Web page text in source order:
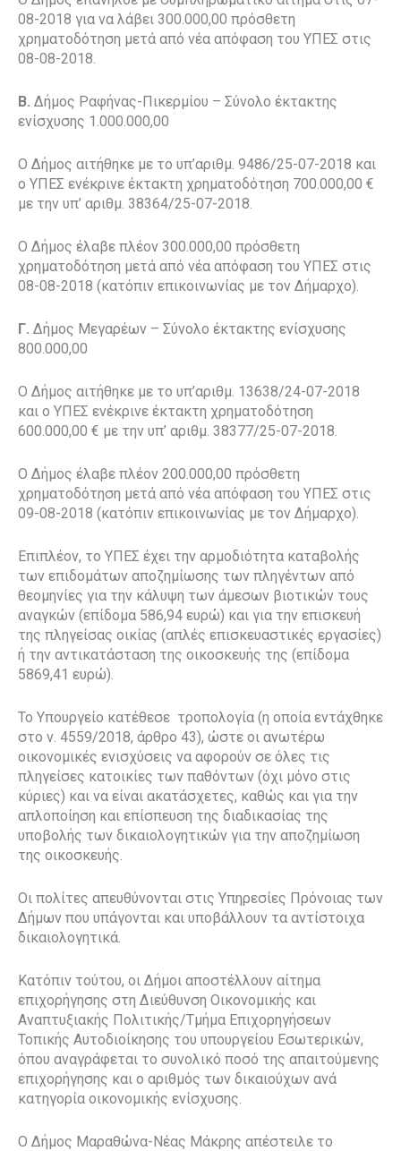
08-2018 για να λάβει 300.000,00 πρόσθετη
χρηματοδότηση μετά από νέα απόφαση του ΥΠΕΣ στις
08-08-2018.
Β. Δήμος Ραφήνας-Πικερμίου – Σύνολο έκτακτης
ενίσχυσης 1.000.000,00
Ο Δήμος αιτήθηκε με το υπ’αριθμ. 9486/25-07-2018 και
ο ΥΠΕΣ ενέκρινε έκτακτη χρηματοδότηση 700.000,00 €
με την υπ’ αριθμ. 38364/25-07-2018.
Ο Δήμος έλαβε πλέον 300.000,00 πρόσθετη
χρηματοδότηση μετά από νέα απόφαση του ΥΠΕΣ στις
08-08-2018 (κατόπιν επικοινωνίας με τον Δήμαρχο).
Γ. Δήμος Μεγαρέων – Σύνολο έκτακτης ενίσχυσης
800.000,00
Ο Δήμος αιτήθηκε με το υπ’αριθμ. 13638/24-07-2018
και ο ΥΠΕΣ ενέκρινε έκτακτη χρηματοδότηση
600.000,00 € με την υπ’ αριθμ. 38377/25-07-2018.
Ο Δήμος έλαβε πλέον 200.000,00 πρόσθετη
χρηματοδότηση μετά από νέα απόφαση του ΥΠΕΣ στις
09-08-2018 (κατόπιν επικοινωνίας με τον Δήμαρχο).
Επιπλέον, το ΥΠΕΣ έχει την αρμοδιότητα καταβολής
των επιδομάτων αποζημίωσης των πληγέντων από
θεομηνίες για την κάλυψη των άμεσων βιοτικών τους
αναγκών (επίδομα 586,94 ευρώ) και για την επισκευή
της πληγείσας οικίας (απλές επισκευαστικές εργασίες)
ή την αντικατάσταση της οικοσκευής της (επίδομα
5869,41 ευρώ).
Το Υπουργείο κατέθεσε τροπολογία (η οποία εντάχθηκε
στο ν. 4559/2018, άρθρο 43), ώστε οι ανωτέρω
οικονομικές ενισχύσεις να αφορούν σε όλες τις
πληγείσες κατοικίες των παθόντων (όχι μόνο στις
κύριες) και να είναι ακατάσχετες, καθώς και για την
απλοποίηση και επίσπευση της διαδικασίας της
υποβολής των δικαιολογητικών για την αποζημίωση
της οικοσκευής.
Οι πολίτες απευθύνονται στις Υπηρεσίες Πρόνοιας των
Δήμων που υπάγονται και υποβάλλουν τα αντίστοιχα
δικαιολογητικά.
Κατόπιν τούτου, οι Δήμοι αποστέλλουν αίτημα
επιχορήγησης στη Διεύθυνση Οικονομικής και
Αναπτυξιακής Πολιτικής/Τμήμα Επιχορηγήσεων
Τοπικής Αυτοδιοίκησης του υπουργείου Εσωτερικών,
όπου αναγράφεται το συνολικό ποσό της απαιτούμενης
επιχορήγησης και ο αριθμός των δικαιούχων ανά
κατηγορία οικονομικής ενίσχυσης.
Ο Δήμος Μαραθώνα-Νέας Μάκρης απέστειλε το